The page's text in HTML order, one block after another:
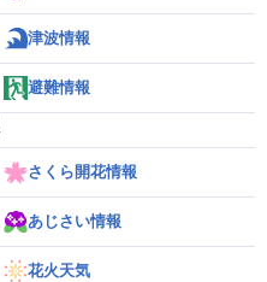
津波情報
避難情報
さくら開花情報
あじさい情報
花火天気